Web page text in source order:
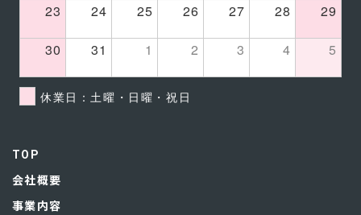
TOP
会社概要
事業内容
23 24 25 26 27 28 29
30 31 1 2 3 4 5
休業日：土曜・日曜・祝日